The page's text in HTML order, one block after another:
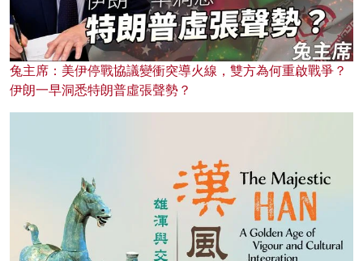
兔主席：美伊停戰協議變衝突導火線，雙方為何重啟戰爭？
伊朗一早洞悉特朗普虛張聲勢？